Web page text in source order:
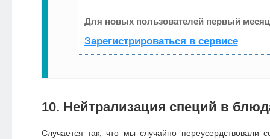
Для новых пользователей первый месяц
Зарегистрироваться в сервисе
10. Нейтрализация специй в
Случается так, что мы случайно